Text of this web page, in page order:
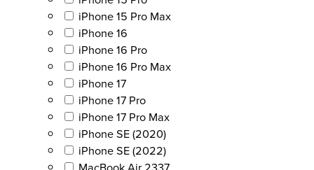
iPhone 15 Pro Max
iPhone 16
iPhone 16 Pro
iPhone 16 Pro Max
iPhone 17
iPhone 17 Pro
iPhone 17 Pro Max
iPhone SE (2020)
iPhone SE (2022)